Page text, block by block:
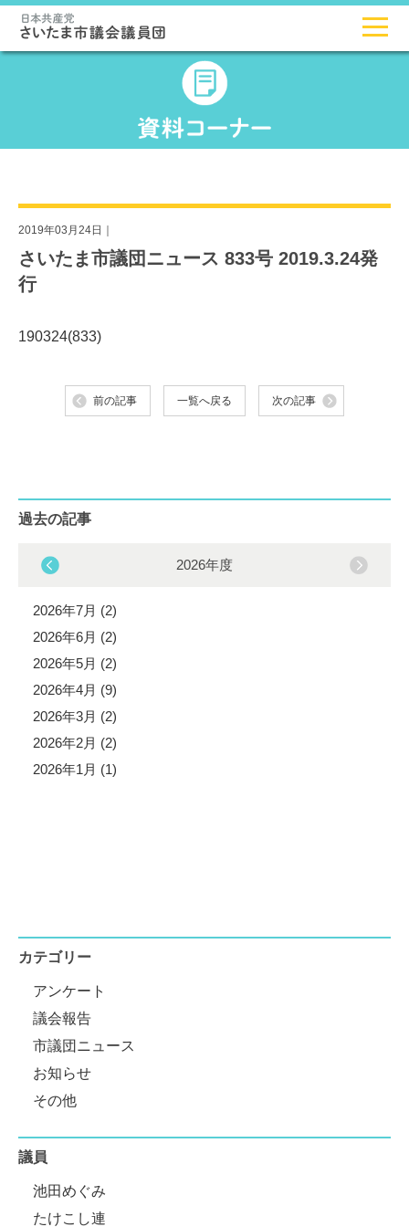
2019年03月24日｜
さいたま市議団ニュース 833号 2019.3.24発
行
190324(833)
前の記事 一覧へ戻る 次の記事
過去の記事
2026年度
2026年7月 (2)
2026年6月 (2)
2026年5月 (2)
2026年4月 (9)
2026年3月 (2)
2026年2月 (2)
2026年1月 (1)
カテゴリー
アンケート
議会報告
市議団ニュース
お知らせ
その他
議員
池田めぐみ
たけこし連